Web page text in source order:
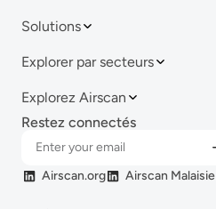
Solutions
Explorer par secteurs
Explorez Airscan
Restez connectés
Airscan.org Airscan Malaisie